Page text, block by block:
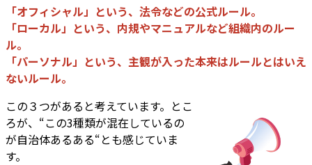
「オフィシャル」という、法令などの公式ルール。
「ローカル」という、内規やマニュアルなど組織内のルー
ル。
「パーソナル」という、主観が入った本来はルールとはいえ
ないルール。
この３つがあると考えています。とこ
ろが、“この3種類が混在しているの
が自治体あるある“とも感じていま
す。